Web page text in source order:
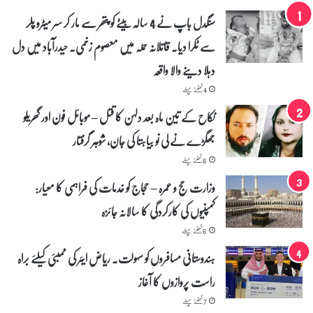
سنگدل باپ نے 4 سالہ بیٹے کو پتھر سے مار کر سر میٹرو پلر
سے ٹکرا دیا۔ قاتلانہ حملہ میں معصوم زخمی۔ حیدرآباد میں دل
دہلا دینے والا واقعہ
4 گھنٹے پہلے
نکاح کے تین ماہ بعد دلہن کا قتل – موبائل فون اور گھریلو
جھگڑے نے لی نو بیاہتا کی جان، شوہر گرفتار
6 گھنٹے پہلے
وزارت حج و عمرہ – حجاج کو خدمات کی فراہمی کا معیار:
کمپنیوں کی کارکردگی کا سالانہ جائزہ
6 گھنٹے پہلے
ہندوستانی مسافروں کو سہولت۔ ریاض ایئر کی ممبئی کیلئے براہ
راست پروازوں کا آغاز
7 گھنٹے پہلے